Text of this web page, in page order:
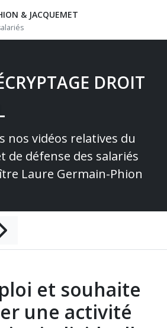
& JACQUEMET
DROIT
nos vidéos relatives du
de défense des salariés
Laure Germain-Phion
et souhaite
une activité